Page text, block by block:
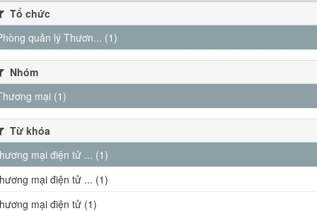
Tổ chức
quản lý Thươn... (1)
Nhóm
mại (1)
Từ khóa
mại điện tử ... (1)
mại điện tử ... (1)
mại điện tử (1)